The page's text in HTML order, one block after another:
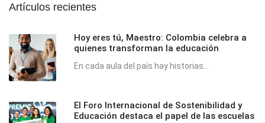
Artículos recientes
Hoy eres tú, Maestro: Colombia celebra a
quienes transforman la educación
En cada aula del país hay historias...
El Foro Internacional de Sostenibilidad y
Educación destaca el papel de las escuelas